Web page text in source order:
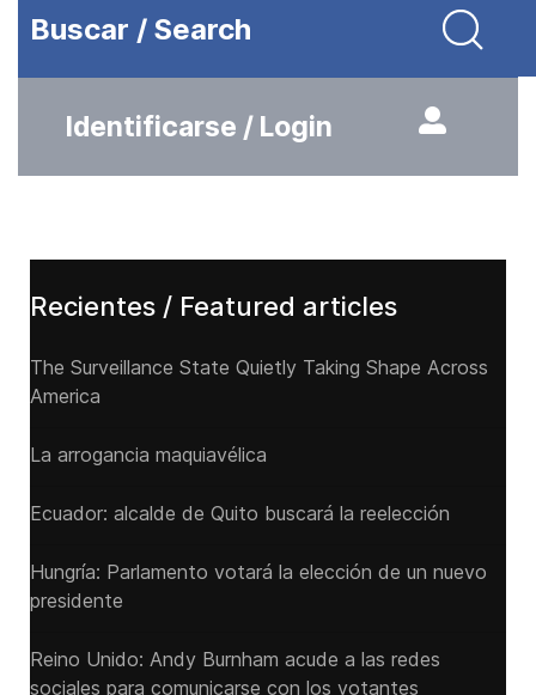
Buscar / Search
Identificarse / Login
Recientes / Featured articles
The Surveillance State Quietly Taking Shape Across
America
La arrogancia maquiavélica
Ecuador: alcalde de Quito buscará la reelección
Hungría: Parlamento votará la elección de un nuevo
presidente
Reino Unido: Andy ‌Burnham acude a las redes
sociales para comunicarse con los votantes